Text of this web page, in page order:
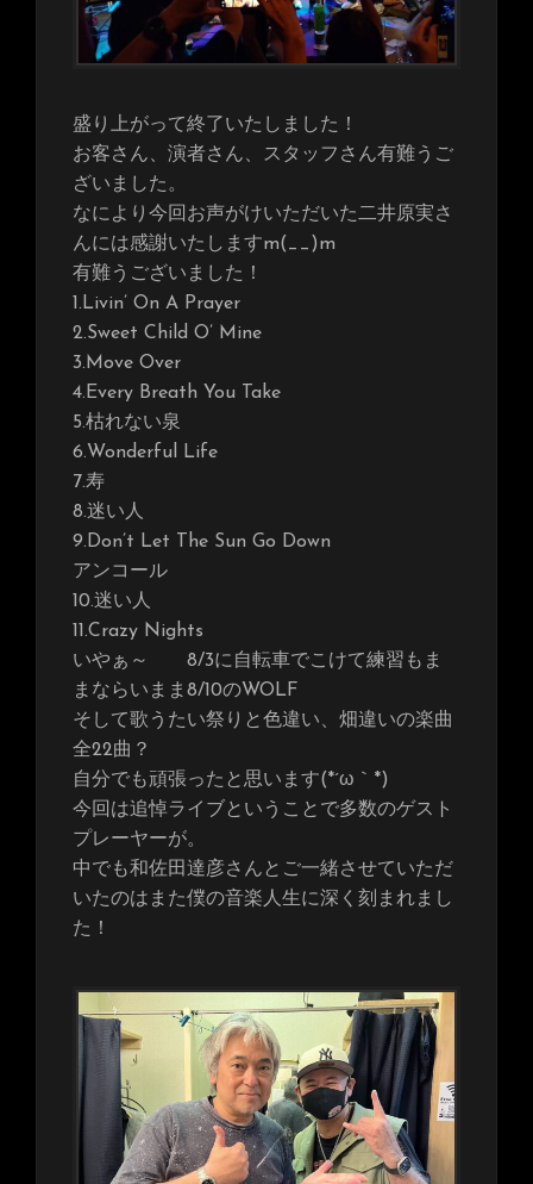
盛り上がって終了いたしました！
お客さん、演者さん、スタッフさん有難うご
ざいました。
なにより今回お声がけいただいた二井原実さ
んには感謝いたしますm(__)m
有難うございました！
1.Livin’ On A Prayer
2.Sweet Child O’ Mine
3.Move Over
4.Every Breath You Take
5.枯れない泉
6.Wonderful Life
7.寿
8.迷い人
9.Don’t Let The Sun Go Down
アンコール
10.迷い人
11.Crazy Nights
いやぁ～ 8/3に自転車でこけて練習もま
まならいまま8/10のWOLF
そして歌うたい祭りと色違い、畑違いの楽曲
全22曲？
自分でも頑張ったと思います(*´ω｀*)
今回は追悼ライブということで多数のゲスト
プレーヤーが。
中でも和佐田達彦さんとご一緒させていただ
いたのはまた僕の音楽人生に深く刻まれまし
た！